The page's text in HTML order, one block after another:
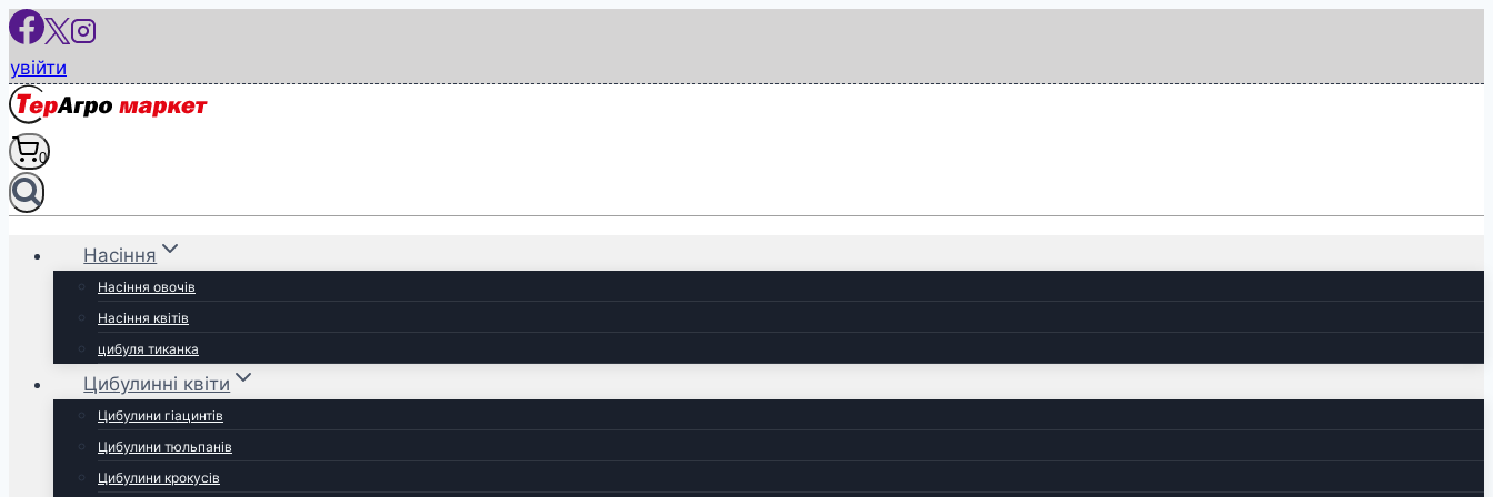
Перейти
вмісту
увійти
0
Насіння
Насіння овочів
Насіння квітів
цибуля тиканка
Цибулинні квіти
Цибулини гіацинтів
Цибулини тюльпанів
Цибулини крокусів